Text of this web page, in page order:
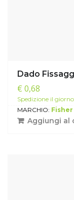
Dado
€ 0,68
Spedizione il giorno
MARCHIO:
Aggiungi al